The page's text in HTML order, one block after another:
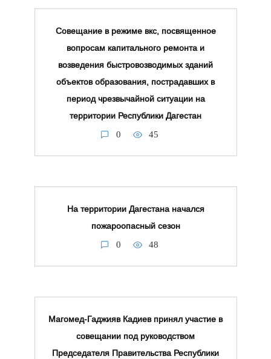
Совещание в режиме вкс, посвященное
вопросам капитального ремонта и
возведения быстровозводимых зданий
объектов образования, пострадавших в
период чрезвычайной ситуации на
территории Республики Дагестан
0 45
На территории Дагестана начался
пожароопасный сезон
0 48
Магомед-Гаджияв Кадиев принял участие в
совещании под руководством
Председателя Правительства Республики